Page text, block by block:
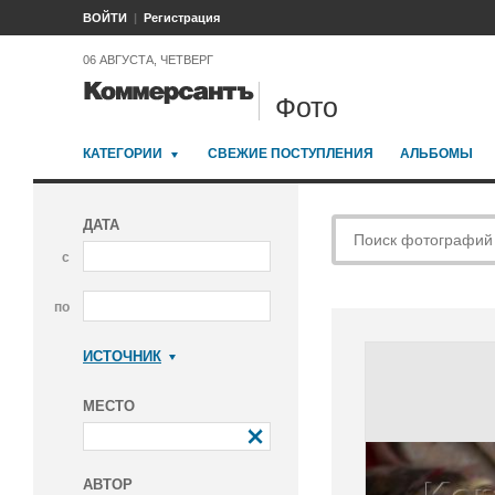
ВОЙТИ Регистрация
06 АВГУСТА, ЧЕТВЕРГ
Фото
КАТЕГОРИИ СВЕЖИЕ ПОСТУПЛЕНИЯ АЛЬБОМЫ
ДАТА
с
по
ИСТОЧНИК
МЕСТО
АВТОР